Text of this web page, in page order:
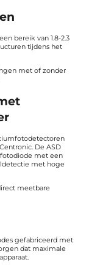
bereik van 1.8-2.3
tijdens het
met of zonder
De ASD
met een
met hoge
meetbare
gefabriceerd met
dat maximale